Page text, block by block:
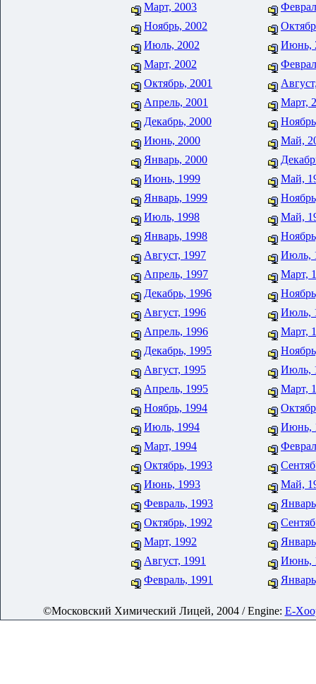
Март, 2003
Ноябрь, 2002
Июль, 2002
Июнь,
Март, 2002
Октябрь, 2001
Апрель, 2001
Март,
Декабрь, 2000
Июнь, 2000
Май,
Январь, 2000
Июнь, 1999
Май,
Январь, 1999
Июль, 1998
Май,
Январь, 1998
Август, 1997
Июль,
Апрель, 1997
Март,
Декабрь, 1996
Август, 1996
Июль,
Апрель, 1996
Март,
Декабрь, 1995
Август, 1995
Июль,
Апрель, 1995
Март,
Ноябрь, 1994
Июль, 1994
Июнь,
Март, 1994
Октябрь, 1993
Июнь, 1993
Май,
Февраль, 1993
Октябрь, 1992
Март, 1992
Август, 1991
Июнь,
Февраль, 1991
©Московский Химический Лицей, 2004 / Engine: E-